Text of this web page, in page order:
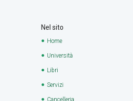
Nel sito
Home
Università
Libri
Servizi
Cancelleria